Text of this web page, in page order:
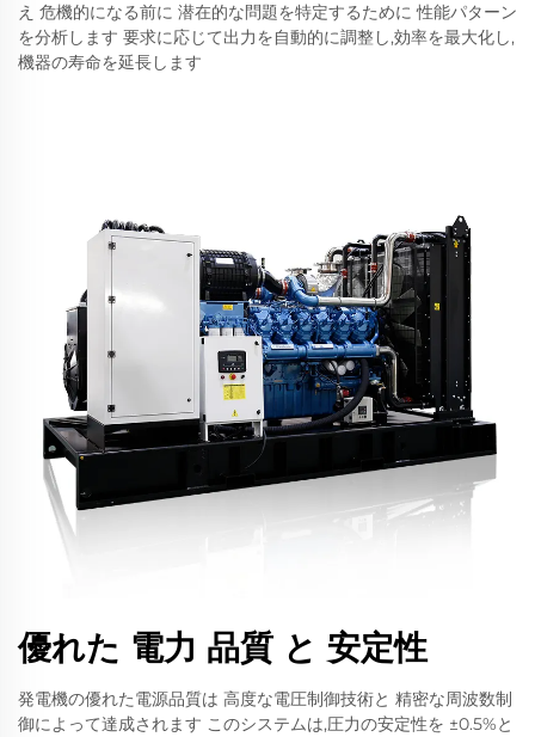
え 危機的になる前に 潜在的な問題を特定するために 性能パターン
を分析します 要求に応じて出力を自動的に調整し,効率を最大化し,
機器の寿命を延長します
優れた 電力 品質 と 安定性
発電機の優れた電源品質は 高度な電圧制御技術と 精密な周波数制
御によって達成されます このシステムは,圧力の安定性を ±0.5%と